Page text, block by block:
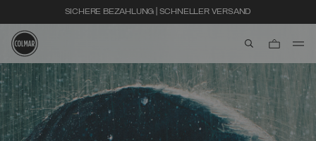
SICHERE BEZAHLUNG | SCHNELLER VERSAND
Zum Hauptinhalt
Zum Footer-Inhalt